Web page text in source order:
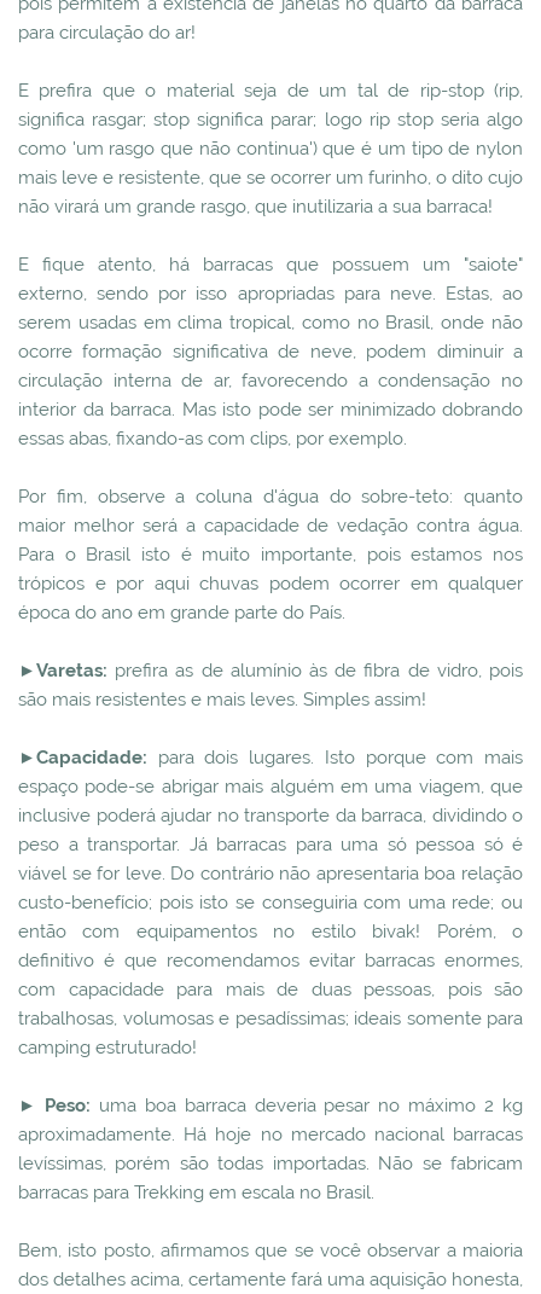
para circulação do ar!
E prefira que o material seja de um tal de rip-stop (rip,
significa rasgar; stop significa parar; logo rip stop seria algo
como 'um rasgo que não continua') que é um tipo de nylon
mais leve e resistente, que se ocorrer um furinho, o dito cujo
não virará um grande rasgo, que inutilizaria a sua barraca!
E fique atento, há barracas que possuem um "saiote"
externo, sendo por isso apropriadas para neve. Estas, ao
serem usadas em clima tropical, como no Brasil, onde não
ocorre formação significativa de neve, podem diminuir a
circulação interna de ar, favorecendo a condensação no
interior da barraca. Mas isto pode ser minimizado dobrando
essas abas, fixando-as com clips, por exemplo.
Por fim, observe a coluna d'água do sobre-teto: quanto
maior melhor será a capacidade de vedação contra água.
Para o Brasil isto é muito importante, pois estamos nos
trópicos e por aqui chuvas podem ocorrer em qualquer
época do ano em grande parte do País.
►Varetas: prefira as de alumínio às de fibra de vidro, pois
são mais resistentes e mais leves. Simples assim!
►Capacidade: para dois lugares. Isto porque com mais
espaço pode-se abrigar mais alguém em uma viagem, que
inclusive poderá ajudar no transporte da barraca, dividindo o
peso a transportar. Já barracas para uma só pessoa só é
viável se for leve. Do contrário não apresentaria boa relação
custo-benefício; pois isto se conseguiria com uma rede; ou
então com equipamentos no estilo bivak! Porém, o
definitivo é que recomendamos evitar barracas enormes,
com capacidade para mais de duas pessoas, pois são
trabalhosas, volumosas e pesadíssimas; ideais somente para
camping estruturado!
► Peso: uma boa barraca deveria pesar no máximo 2 kg
aproximadamente. Há hoje no mercado nacional barracas
levíssimas, porém são todas importadas. Não se fabricam
barracas para Trekking em escala no Brasil.
Bem, isto posto, afirmamos que se você observar a maioria
dos detalhes acima, certamente fará uma aquisição honesta,